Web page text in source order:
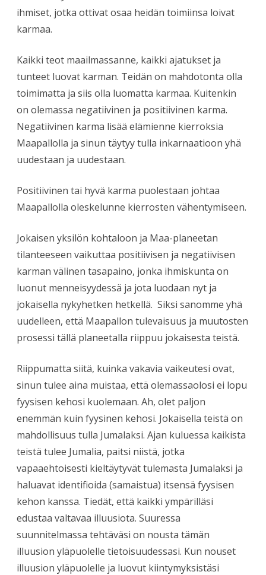
ihmiset, jotka ottivat osaa heidän toimiinsa loivat
karmaa.
Kaikki teot maailmassanne, kaikki ajatukset ja
tunteet luovat karman. Teidän on mahdotonta olla
toimimatta ja siis olla luomatta karmaa. Kuitenkin
on olemassa negatiivinen ja positiivinen karma.
Negatiivinen karma lisää elämienne kierroksia
Maapallolla ja sinun täytyy tulla inkarnaatioon yhä
uudestaan ja uudestaan.
Positiivinen tai hyvä karma puolestaan johtaa
Maapallolla oleskelunne kierrosten vähentymiseen.
Jokaisen yksilön kohtaloon ja Maa-planeetan
tilanteeseen vaikuttaa positiivisen ja negatiivisen
karman välinen tasapaino, jonka ihmiskunta on
luonut menneisyydessä ja jota luodaan nyt ja
jokaisella nykyhetken hetkellä. Siksi sanomme yhä
uudelleen, että Maapallon tulevaisuus ja muutosten
prosessi tällä planeetalla riippuu jokaisesta teistä.
Riippumatta siitä, kuinka vakavia vaikeutesi ovat,
sinun tulee aina muistaa, että olemassaolosi ei lopu
fyysisen kehosi kuolemaan. Ah, olet paljon
enemmän kuin fyysinen kehosi. Jokaisella teistä on
mahdollisuus tulla Jumalaksi. Ajan kuluessa kaikista
teistä tulee Jumalia, paitsi niistä, jotka
vapaaehtoisesti kieltäytyvät tulemasta Jumalaksi ja
haluavat identifioida (samaistua) itsensä fyysisen
kehon kanssa. Tiedät, että kaikki ympärilläsi
edustaa valtavaa illuusiota. Suuressa
suunnitelmassa tehtäväsi on nousta tämän
illuusion yläpuolelle tietoisuudessasi. Kun nouset
illuusion yläpuolelle ja luovut kiintymyksistäsi